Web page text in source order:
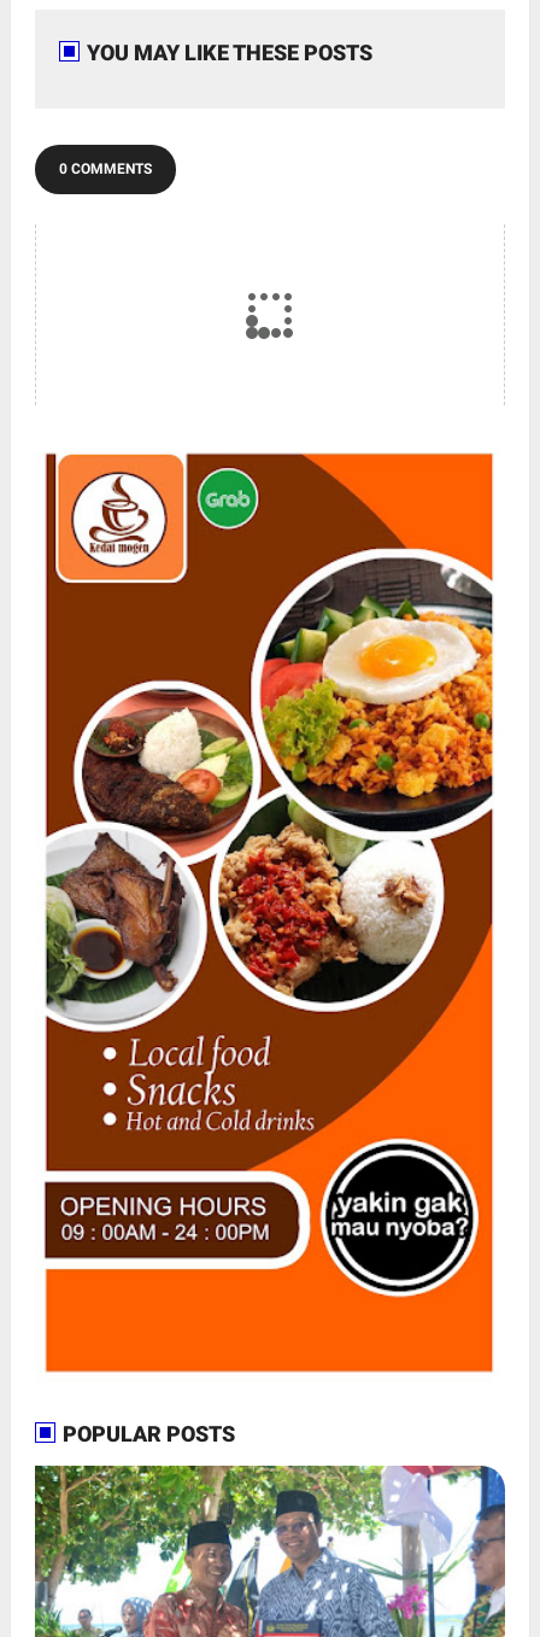
YOU MAY LIKE THESE POSTS
0 COMMENTS
POPULAR POSTS